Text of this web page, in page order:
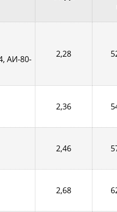
АИ-80-
2,28
2,36
2,46
2,68